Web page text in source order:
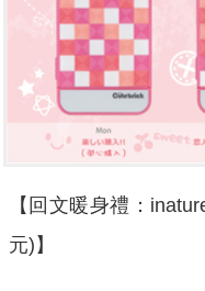
【回文暖身禮：
元)】